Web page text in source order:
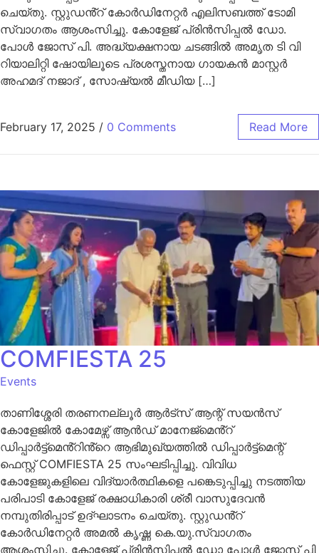
ചെയ്തു. സ്റ്റുഡൻ്റ് കോർഡിനേറ്റർ എലിസബത്ത്‌ ടോമി
സ്വാഗതം ആശംസിച്ചു. കോളേജ് പ്രിൻസിപ്പൽ ഡോ.
പോൾ ജോസ് പി. അദ്ധ്യക്ഷനായ ചടങ്ങിൽ അമൃത ടി വി
റിയാലിറ്റി ഷോയിലൂടെ പ്രശസ്തനായ ഗായകൻ മാസ്റ്റർ
അഹമദ്‌ നജാദ് , സോഷ്യൽ മീഡിയ […]
February 17, 2025 / 0 Comments Read More
COMFIESTA 25
Events
താണിശ്ശേരി തരണനല്ലൂർ ആർട്സ് ആന്റ് സയൻസ്
കോളേജിൽ കോമേഴ്സ് ആൻഡ് മാനേജ്‌മെൻ്റ്
ഡിപ്പാർട്ട്മെൻ്റിൻ്റെ ആഭിമുഖ്യത്തിൽ ഡിപ്പാർട്ട്മെന്റ്
ഫെസ്റ്റ് COMFIESTA 25 സംഘടിപ്പിച്ചു. വിവിധ
കോളേജുകളിലെ വിദ്യാർത്ഥികളെ പങ്കെടുപ്പിച്ചു നടത്തിയ
പരിപാടി കോളേജ് രക്ഷാധികാരി ശ്രീ വാസുദേവൻ
നമ്പുതിരിപ്പാട് ഉദ്ഘാടനം ചെയ്തു. സ്റ്റുഡൻ്റ്
കോർഡിനേറ്റർ അമൽ കൃഷ്ണ കെ.യു.സ്വാഗതം
ആശംസിച്ചു. കോളേജ് പ്രിൻസിപ്പൽ ഡോ പോൾ ജോസ് പി